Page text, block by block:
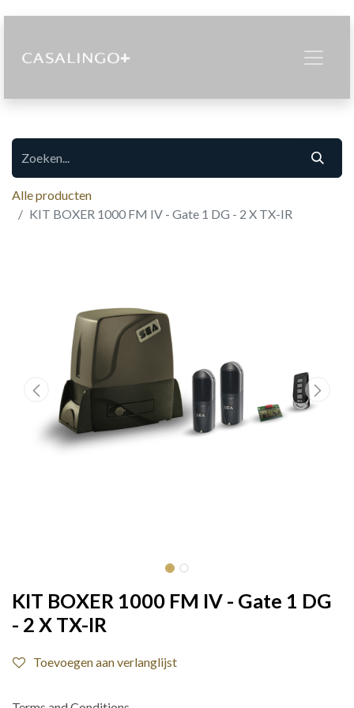
Alle producten
KIT BOXER 1000 FM IV - Gate 1 DG - 2 X TX-IR
KIT BOXER 1000 FM IV - Gate 1 DG
- 2 X TX-IR
Toevoegen aan verlanglijst